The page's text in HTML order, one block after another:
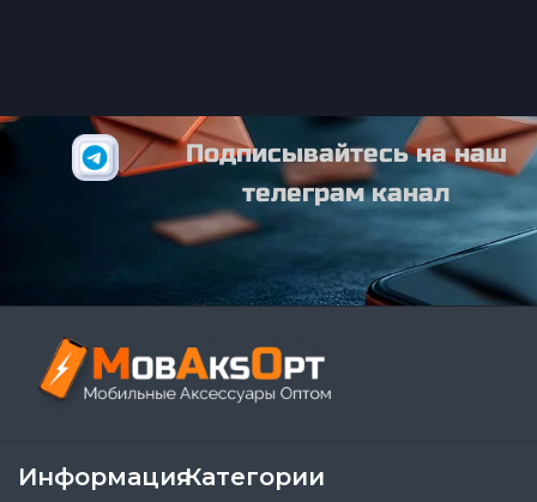
Подписывайтесь на наш
телеграм канал
ИнформацияКатегории